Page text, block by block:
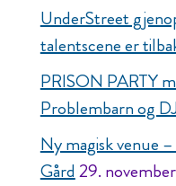
UnderStreet
talentscene er
PRISON PARTY
Problembarn og
Ny magisk venue
Gård29.